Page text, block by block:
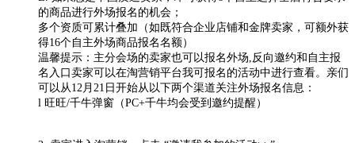
的商品进行外场报名的机会；
多个资质可累计叠加（如既符合企业店铺和金牌卖家，可额外获
得16个自主外场商品报名名额）
温馨提示：主分会场的卖家也可以报名外场,反向邀约和自主报
名入口卖家可以在淘营销平台我可报名的活动中进行查看。亲们
可以从12月21日开始从以下两个渠道关注外场报名信息：
l 旺旺/千牛弹窗（PC+千牛均会受到邀约提醒）